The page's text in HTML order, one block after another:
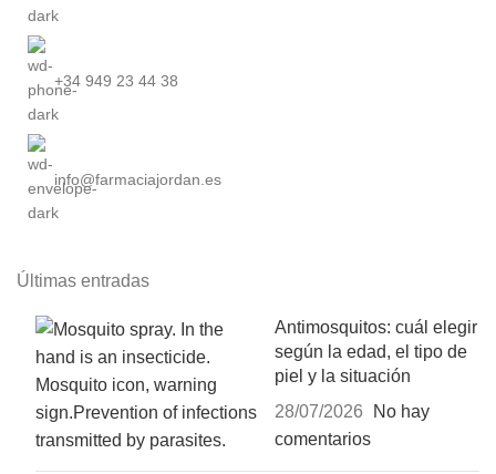
+34 949 23 44 38
info@farmaciajordan.es
Últimas entradas
Antimosquitos: cuál elegir
según la edad, el tipo de
piel y la situación
28/07/2026
No hay
comentarios